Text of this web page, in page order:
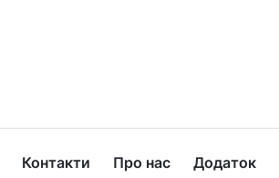
Контакти Про нас Додаток